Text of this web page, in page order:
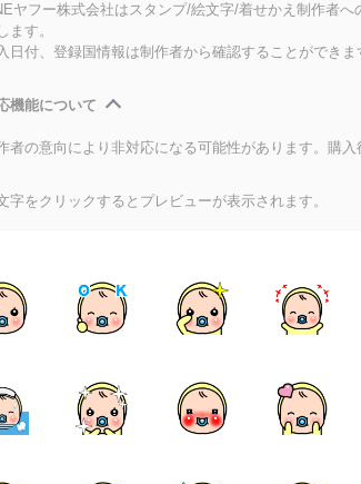
ヤフー株式会社はスタンプ/絵文字/着せかえ制作者
ます。
日付、登録国情報は制作者から確認することができ
機能について
者の意向により非対応になる可能性があります。購入
字をクリックするとプレビューが表示されます。